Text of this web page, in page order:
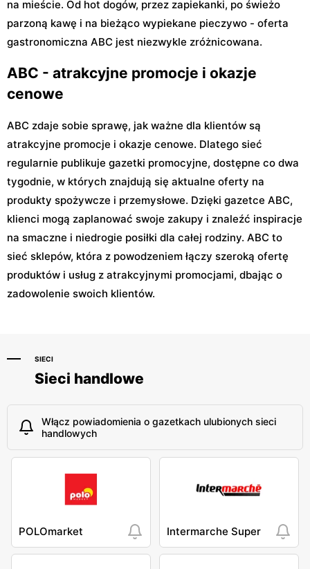
na mieście. Od hot dogów, przez zapiekanki, po świeżo
parzoną kawę i na bieżąco wypiekane pieczywo - oferta
gastronomiczna ABC jest niezwykle zróżnicowana.
ABC - atrakcyjne promocje i okazje
cenowe
ABC zdaje sobie sprawę, jak ważne dla klientów są
atrakcyjne promocje i okazje cenowe. Dlatego sieć
regularnie publikuje gazetki promocyjne, dostępne co dwa
tygodnie, w których znajdują się aktualne oferty na
produkty spożywcze i przemysłowe. Dzięki gazetce ABC,
klienci mogą zaplanować swoje zakupy i znaleźć inspiracje
na smaczne i niedrogie posiłki dla całej rodziny. ABC to
sieć sklepów, która z powodzeniem łączy szeroką ofertę
produktów i usług z atrakcyjnymi promocjami, dbając o
zadowolenie swoich klientów.
SIECI
Sieci handlowe
Włącz powiadomienia o gazetkach ulubionych sieci
handlowych
POLOmarket Intermarche Super